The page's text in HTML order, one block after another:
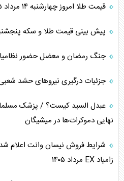
قیمت طلا امروز چهارشنبه ۱۴ مرداد ۱۴۰۵
پیش بینی قیمت طلا و سکه پنجشنبه ۱۵ مرداد
جنگ رمضان و معضل حضور
جزئیات درگیری نیرو‌های حشد
عبدل السید کیست؟ / پزشک مسلمان
نهایی دموکرات‌ها در میشیگان
شرایط فروش نیسان وانت اعلام
زامیاد EX مرداد ۱۴۰۵